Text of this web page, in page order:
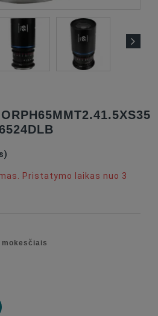
Pristatymo laikas nuo 3
mokesčiais